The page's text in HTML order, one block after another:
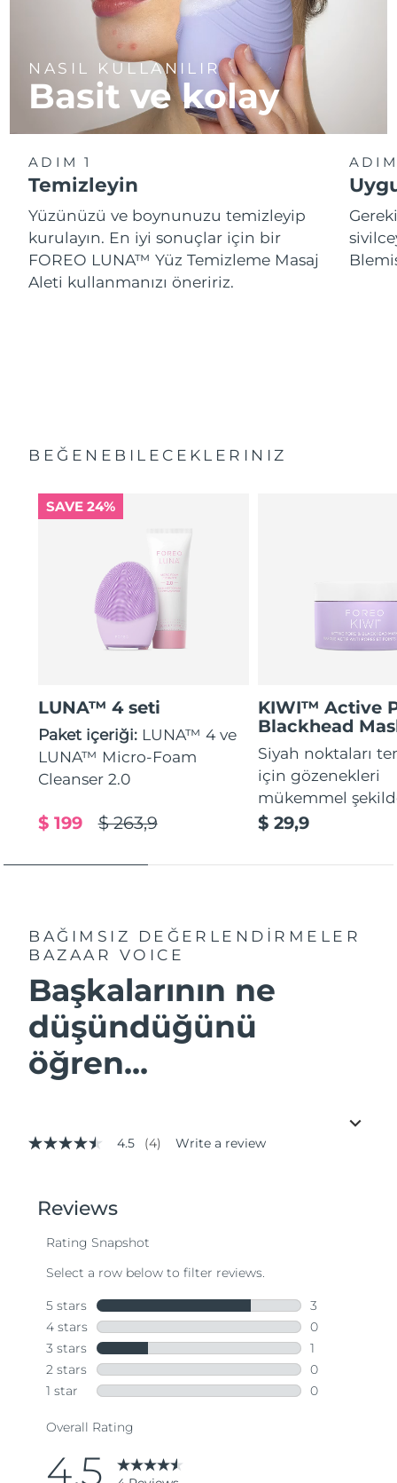
NASIL KULLANILIR
Basit ve kolay
ADIM 1
Temizleyin
Yüzünüzü ve boynunuzu temizleyip
kurulayın. En iyi sonuçlar için bir
FOREO LUNA™ Yüz Temizleme Masaj
Aleti kullanmanızı öneririz.
BEĞENEBILECEKLERINIZ
SAVE 24%
LUNA™ 4 seti
Paket içeriği: LUNA™ 4 ve
LUNA™ Micro-Foam
Cleanser 2.0
$ 263,9
$ 199
KIWI™ Active
Blackhead
Siyah noktaları
için gözenekleri
mükemmel
$ 29,9
BAĞIMSIZ DEĞERLENDİRMELER
BAZAAR VOICE
Başkalarının ne
düşündüğünü
öğren...
4.5
stars,
rating
value.
Same
page
link.
4.5 (4) Write a review